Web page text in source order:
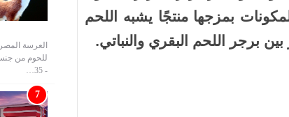
بمزجها منتجًا يشبه اللحم
برجر اللحم البقري والنباتي.
- 35…